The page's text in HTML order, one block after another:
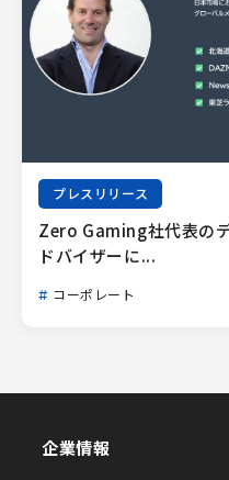
プレスリリース
Zero Gaming社代表の
ドバイザーに...
コーポレート
企業情報